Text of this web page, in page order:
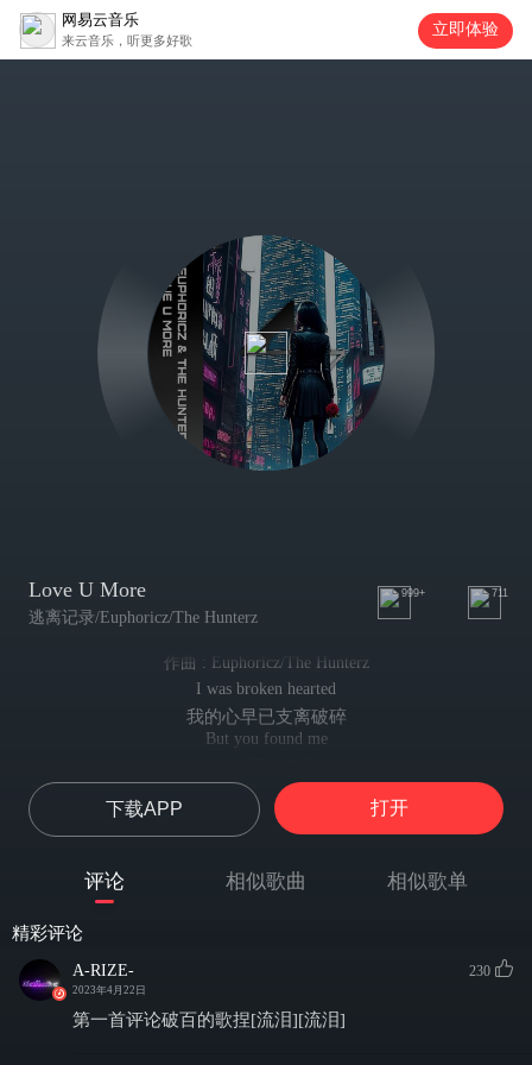
网易云音乐
来云音乐，听更多好歌
立即体验
Love U More
逃离记录/Euphoricz/The Hunterz
999+ 711
作曲 : Euphoricz/The Hunterz
I was broken hearted
我的心早已支离破碎
But you found me
Yeah you found me
是啊，你寻到了我
I was afraid to restart
But you made me see
What do I do when all I think about is you
当我的万千思绪都充斥着你，我该如何是好
下载APP 打开
评论 相似歌曲 相似歌单
精彩评论
A-RIZE-
2023年4月22日
230
第一首评论破百的歌捏[流泪][流泪]